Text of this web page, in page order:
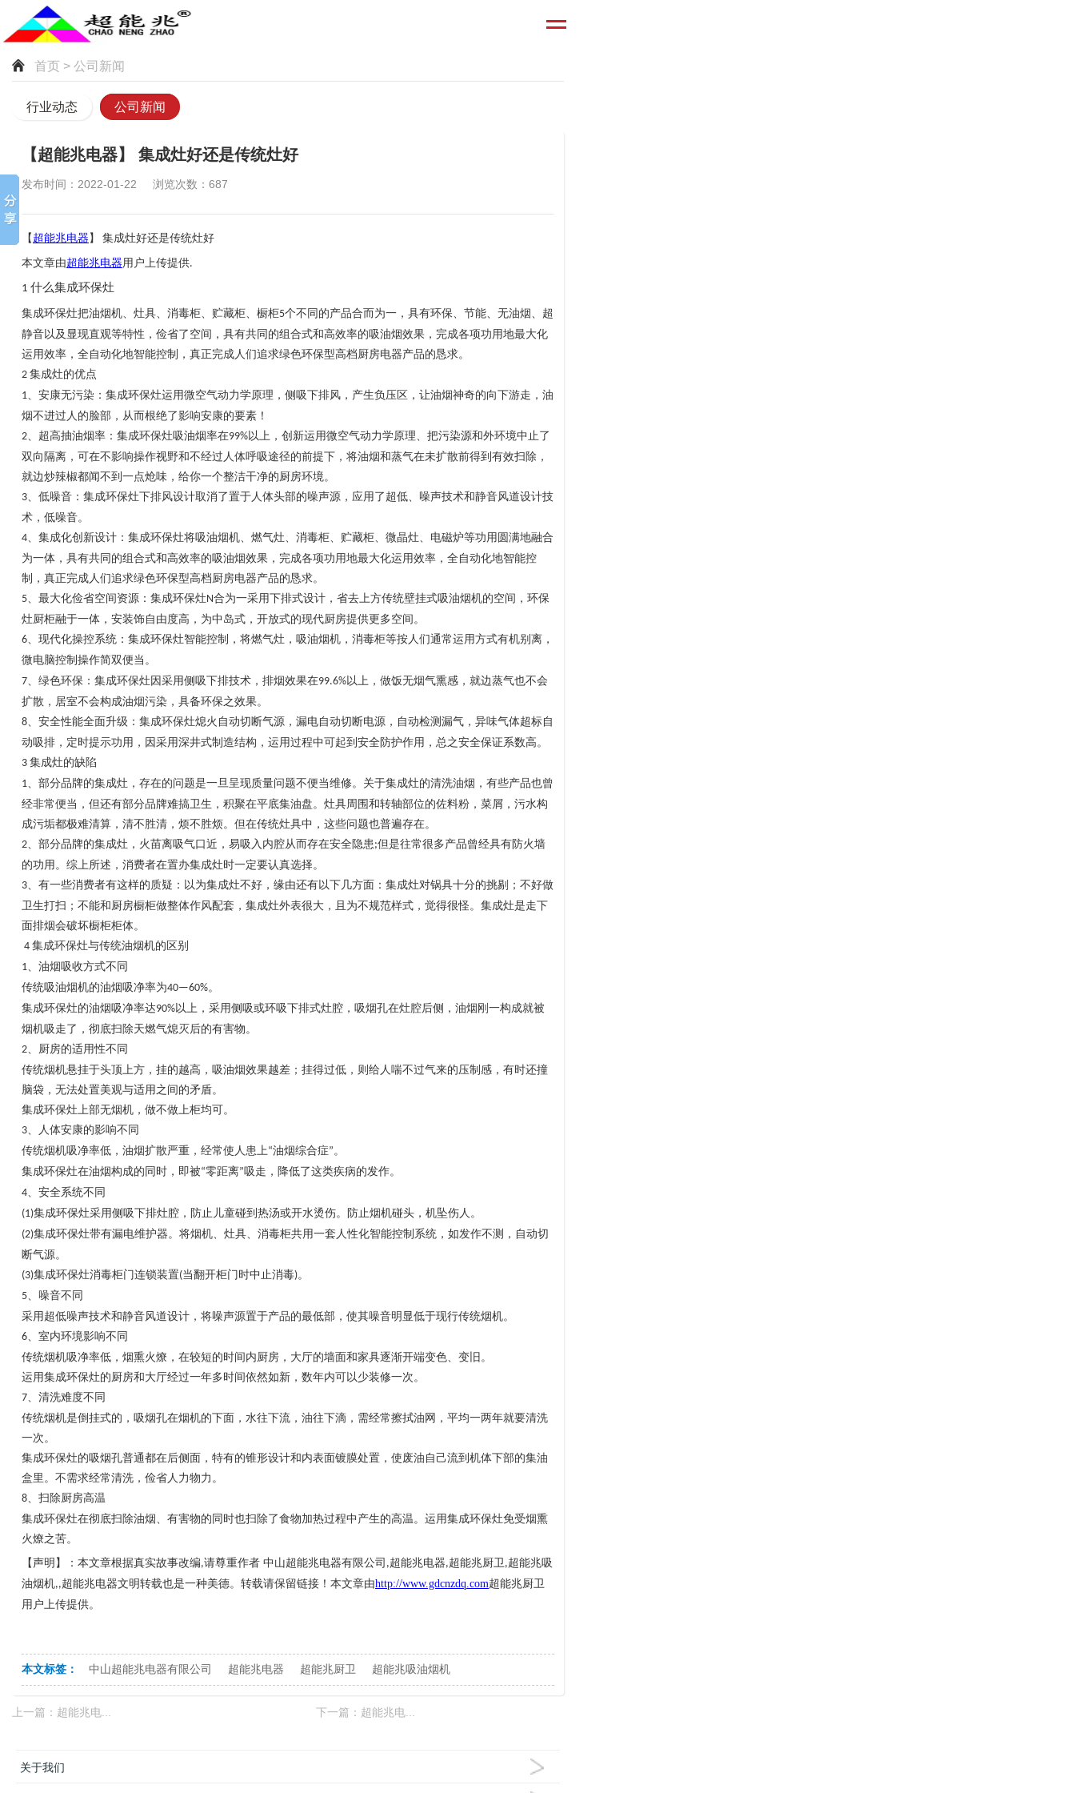
首页 > 公司新闻
行业动态 公司新闻
【超能兆电器】 集成灶好还是传统灶好
发布时间：2022-01-22 浏览次数：687
【 超能兆电器 】 集成灶好还是传统灶好
本文章由超能兆电器用户上传提供.
1 什么集成环保灶
集成环保灶把油烟机、灶具、消毒柜、贮藏柜、橱柜5个不同的产品合而为一，具有环保、节能、无油烟、超
静音以及显现直观等特性，俭省了空间，具有共同的组合式和高效率的吸油烟效果，完成各项功用地最大化
运用效率，全自动化地智能控制，真正完成人们追求绿色环保型高档厨房电器产品的恳求。
2 集成灶的优点
1、安康无污染：集成环保灶运用微空气动力学原理，侧吸下排风，产生负压区，让油烟神奇的向下游走，油
烟不进过人的脸部，从而根绝了影响安康的要素！
2、超高抽油烟率：集成环保灶吸油烟率在99%以上，创新运用微空气动力学原理、把污染源和外环境中止了
双向隔离，可在不影响操作视野和不经过人体呼吸途径的前提下，将油烟和蒸气在未扩散前得到有效扫除，
就边炒辣椒都闻不到一点炝味，给你一个整洁干净的厨房环境。
3、低噪音：集成环保灶下排风设计取消了置于人体头部的噪声源，应用了超低、噪声技术和静音风道设计技
术，低噪音。
4、集成化创新设计：集成环保灶将吸油烟机、燃气灶、消毒柜、贮藏柜、微晶灶、电磁炉等功用圆满地融合
为一体，具有共同的组合式和高效率的吸油烟效果，完成各项功用地最大化运用效率，全自动化地智能控
制，真正完成人们追求绿色环保型高档厨房电器产品的恳求。
5、最大化俭省空间资源：集成环保灶N合为一采用下排式设计，省去上方传统壁挂式吸油烟机的空间，环保
灶厨柜融于一体，安装饰自由度高，为中岛式，开放式的现代厨房提供更多空间。
6、现代化操控系统：集成环保灶智能控制，将燃气灶，吸油烟机，消毒柜等按人们通常运用方式有机别离，
微电脑控制操作简双便当。
7、绿色环保：集成环保灶因采用侧吸下排技术，排烟效果在99.6%以上，做饭无烟气熏感，就边蒸气也不会
扩散，居室不会构成油烟污染，具备环保之效果。
8、安全性能全面升级：集成环保灶熄火自动切断气源，漏电自动切断电源，自动检测漏气，异味气体超标自
动吸排，定时提示功用，因采用深井式制造结构，运用过程中可起到安全防护作用，总之安全保证系数高。
3 集成灶的缺陷
1、部分品牌的集成灶，存在的问题是一旦呈现质量问题不便当维修。关于集成灶的清洗油烟，有些产品也曾
经非常便当，但还有部分品牌难搞卫生，积聚在平底集油盘。灶具周围和转轴部位的佐料粉，菜屑，污水构
成污垢都极难清算，清不胜清，烦不胜烦。但在传统灶具中，这些问题也普遍存在。
2、部分品牌的集成灶，火苗离吸气口近，易吸入内腔从而存在安全隐患;但是往常很多产品曾经具有防火墙
的功用。综上所述，消费者在置办集成灶时一定要认真选择。
3、有一些消费者有这样的质疑：以为集成灶不好，缘由还有以下几方面：集成灶对锅具十分的挑剔；不好做
卫生打扫；不能和厨房橱柜做整体作风配套，集成灶外表很大，且为不规范样式，觉得很怪。集成灶是走下
面排烟会破坏橱柜柜体。
4 集成环保灶与传统油烟机的区别
1、油烟吸收方式不同
传统吸油烟机的油烟吸净率为40—60%。
集成环保灶的油烟吸净率达90%以上，采用侧吸或环吸下排式灶腔，吸烟孔在灶腔后侧，油烟刚一构成就被
烟机吸走了，彻底扫除天燃气熄灭后的有害物。
2、厨房的适用性不同
传统烟机悬挂于头顶上方，挂的越高，吸油烟效果越差；挂得过低，则给人喘不过气来的压制感，有时还撞
脑袋，无法处置美观与适用之间的矛盾。
集成环保灶上部无烟机，做不做上柜均可。
3、人体安康的影响不同
传统烟机吸净率低，油烟扩散严重，经常使人患上“油烟综合症”。
集成环保灶在油烟构成的同时，即被“零距离”吸走，降低了这类疾病的发作。
4、安全系统不同
(1)集成环保灶采用侧吸下排灶腔，防止儿童碰到热汤或开水烫伤。防止烟机碰头，机坠伤人。
(2)集成环保灶带有漏电维护器。将烟机、灶具、消毒柜共用一套人性化智能控制系统，如发作不测，自动切
断气源。
(3)集成环保灶消毒柜门连锁装置(当翻开柜门时中止消毒)。
5、噪音不同
采用超低噪声技术和静音风道设计，将噪声源置于产品的最低部，使其噪音明显低于现行传统烟机。
6、室内环境影响不同
传统烟机吸净率低，烟熏火燎，在较短的时间内厨房，大厅的墙面和家具逐渐开端变色、变旧。
运用集成环保灶的厨房和大厅经过一年多时间依然如新，数年内可以少装修一次。
7、清洗难度不同
传统烟机是倒挂式的，吸烟孔在烟机的下面，水往下流，油往下滴，需经常擦拭油网，平均一两年就要清洗
一次。
集成环保灶的吸烟孔普通都在后侧面，特有的锥形设计和内表面镀膜处置，使废油自己流到机体下部的集油
盒里。不需求经常清洗，俭省人力物力。
8、扫除厨房高温
集成环保灶在彻底扫除油烟、有害物的同时也扫除了食物加热过程中产生的高温。运用集成环保灶免受烟熏
火燎之苦。
【声明】：本文章根据真实故事改编,请尊重作者 中山超能兆电器有限公司 ,超能兆电器,超能兆厨卫,超能兆吸
油烟机,,超能兆电器文明转载也是一种美德。转载请保留链接！本文章由http://www.gdcnzdq.com超能兆厨卫
用户上传提供。
本文标签： 中山超能兆电器有限公司 超能兆电器 超能兆厨卫 超能兆吸油烟机
上一篇： 超能兆电... 下一篇： 超能兆电...
关于我们